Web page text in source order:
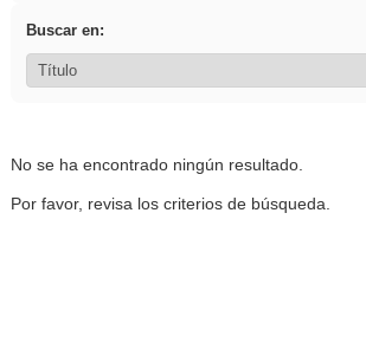
Buscar en:
No se ha encontrado ningún resultado.
Por favor, revisa los criterios de búsqueda.